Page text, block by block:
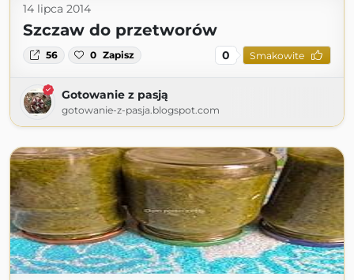
14 lipca 2014
Szczaw do przetworów
56 0 Zapisz 0 Smakowite
Gotowanie z pasją
gotowanie-z-pasja.blogspot.com